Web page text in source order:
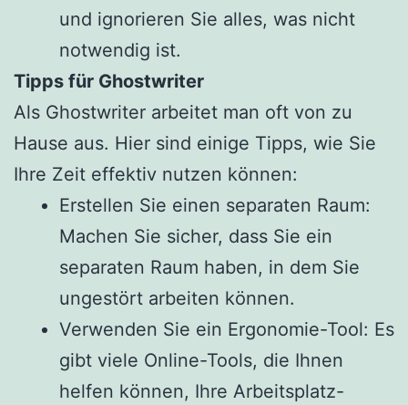
und ignorieren Sie alles, was nicht
notwendig ist.
Tipps für Ghostwriter
Als Ghostwriter arbeitet man oft von zu
Hause aus. Hier sind einige Tipps, wie Sie
Ihre Zeit effektiv nutzen können:
Erstellen Sie einen separaten Raum:
Machen Sie sicher, dass Sie ein
separaten Raum haben, in dem Sie
ungestört arbeiten können.
Verwenden Sie ein Ergonomie-Tool: Es
gibt viele Online-Tools, die Ihnen
helfen können, Ihre Arbeitsplatz-